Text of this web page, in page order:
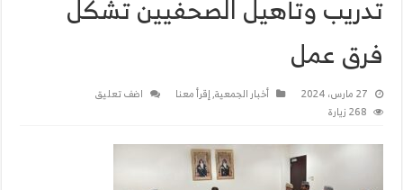
تدريب وتأهيل الصحفيين تشكّل
فرق عمل
27 مارس، 2024 أخبار الجمعية,إقرأ معنا
اضف تعليق
268 زيارة